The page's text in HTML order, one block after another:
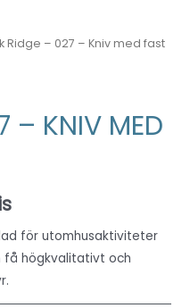
Ridge – 027 – Kniv med fast
– KNIV MED
för utomhusaktiviteter
få högkvalitativt och